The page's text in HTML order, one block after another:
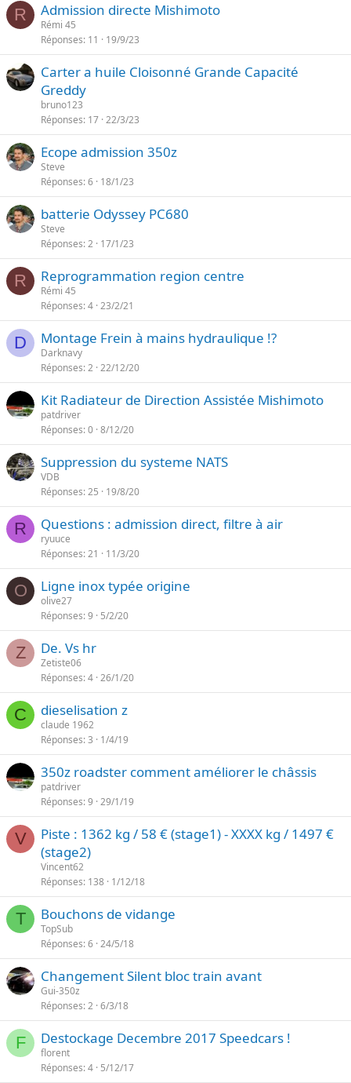
R Admission directe Mishimoto
Rémi 45
Réponses 11 19/9/23
Carter a huile Cloisonné Grande Capacité
Greddy
bruno123
Réponses 17 22/3/23
Ecope admission 350z
Steve
Réponses 6 18/1/23
batterie Odyssey PC680
Steve
Réponses 2 17/1/23
R Reprogrammation region centre
Rémi 45
Réponses 4 23/2/21
D Montage Frein à mains hydraulique !?
Darknavy
Réponses 2 22/12/20
Kit Radiateur de Direction Assistée Mishimoto
patdriver
Réponses 0 8/12/20
Suppression du systeme NATS
VDB
Réponses 25 19/8/20
R Questions : admission direct, filtre à air
ryuuce
Réponses 21 11/3/20
O Ligne inox typée origine
olive27
Réponses 9 5/2/20
Z De. Vs hr
Zetiste06
Réponses 4 26/1/20
C dieselisation z
claude 1962
Réponses 3 1/4/19
350z roadster comment améliorer le châssis
patdriver
Réponses 9 29/1/19
V
Piste : 1362 kg / 58 € (stage1) - XXXX kg / 1497 €
(stage2)
Vincent62
Réponses 138 1/12/18
T Bouchons de vidange
TopSub
Réponses 6 24/5/18
Changement Silent bloc train avant
Gui-350z
Réponses 2 6/3/18
F Destockage Decembre 2017 Speedcars !
florent
Réponses 4 5/12/17